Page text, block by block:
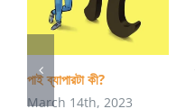
পাই ব্যাপারটা কী?
March 14th, 2023